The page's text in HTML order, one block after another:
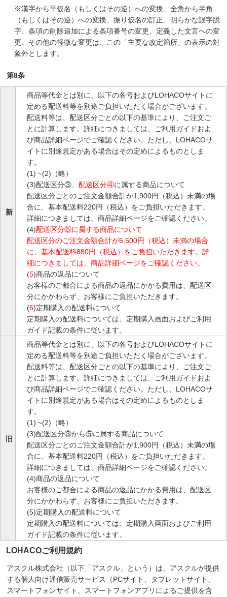
※漢字から平仮名（もしくはその逆）への変換、全角から半角
（もしくはその逆）への変換、振り仮名の訂正、明らかな誤字脱
字、条項の削除追加による条項番号の変更、定義した文言への変
更、その他の軽微な変更は、この「主要な改定箇所」の表示の対
象外とします。
第8条
新
商品等代金とは別に、以下の各号およびLOHACOサイトに
定める配送料等を別途ご負担いただく場合がございます。
配送料等は、配送区分ごとの以下の基準により、ご注文ご
とに計算します。詳細につきましては、ご利用ガイドおよ
び商品詳細ページでご確認ください。ただし、LOHACOサ
イトに別途規定がある場合はその定めによるものとしま
す。
(1) ~(2)（略）
(3)配送区分③、配送区分④に属する商品について
配送区分ごとのご注文金額合計が1,900円（税込）未満の場
合に、基本配送料220円（税込）をご負担いただきます。
詳細につきましては、商品詳細ページをご確認ください。
(4)配送区分⑤に属する商品について
配送区分のご注文金額合計が5,500円（税込）未満の場合
に、基本配送料880円（税込）をご負担いただきます。詳
細につきましては、商品詳細ページをご確認ください。
(5)商品の返品について
お客様のご都合による商品の返品にかかる費用は、配送区
分にかかわらず、お客様にご負担いただきます。
(6)定期購入の配送料について
定期購入の配送料については、定期購入画面およびご利用
ガイド記載の条件に従います。
旧
商品等代金とは別に、以下の各号およびLOHACOサイトに
定める配送料等を別途ご負担いただく場合がございます。
配送料等は、配送区分ごとの以下の基準により、ご注文ご
とに計算します。詳細につきましては、ご利用ガイドおよ
び商品詳細ページでご確認ください。ただし、LOHACOサ
イトに別途規定がある場合はその定めによるものとしま
す。
(1) ~(2)（略）
(3)配送区分③から⑤に属する商品について
配送区分ごとのご注文金額合計が1,900円（税込）未満の場
合に、基本配送料220円（税込）をご負担いただきます。
詳細につきましては、商品詳細ページをご確認ください。
(4)商品の返品について
お客様のご都合による商品の返品にかかる費用は、配送区
分にかかわらず、お客様にご負担いただきます。
(5)定期購入の配送料について
定期購入の配送料については、定期購入画面およびご利用
ガイド記載の条件に従います。
LOHACOご利用規約
アスクル株式会社（以下「アスクル」という）は、アスクルが提供
する個人向け通信販売サービス（PCサイト、タブレットサイト、
スマートフォンサイト、スマートフォンアプリによるご提供を含